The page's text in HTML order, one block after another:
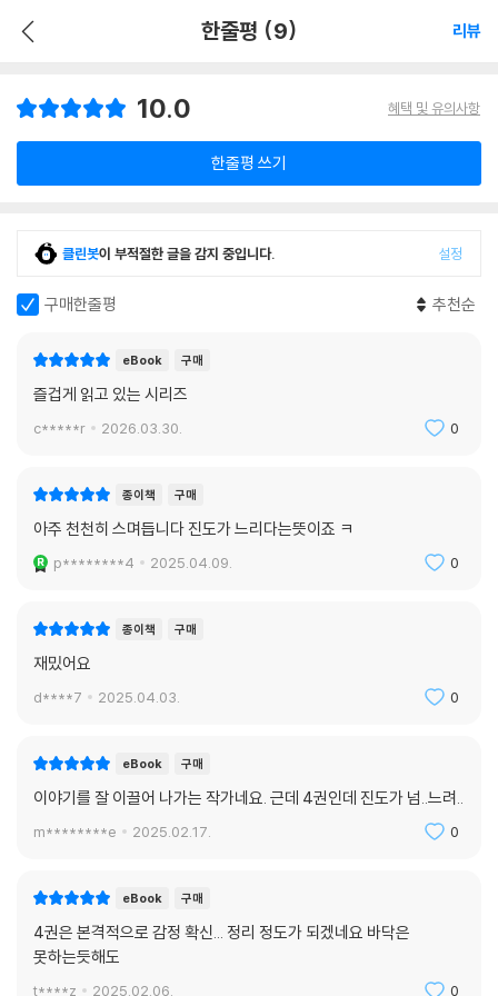
한줄평 (9) 리뷰
10.0 혜택 및 유의사항
한줄평 쓰기
클린봇이 부적절한 글을 감지 중입니다. 설정
구매한줄평 추천순
eBook 구매
즐겁게 읽고 있는 시리즈
c*****r 2026.03.30. 0
종이책 구매
아주 천천히 스며듭니다 진도가 느리다는뜻이죠 ㅋ
p********4 2025.04.09. 0
종이책 구매
재밌어요
d****7 2025.04.03. 0
eBook 구매
이야기를 잘 이끌어 나가는 작가네요. 근데 4권인데 진도가 넘..느려..
m********e 2025.02.17. 0
eBook 구매
4권은 본격적으로 감정 확신... 정리 정도가 되겠네요 바닥은
못하는듯해도
t****z 2025.02.06. 0